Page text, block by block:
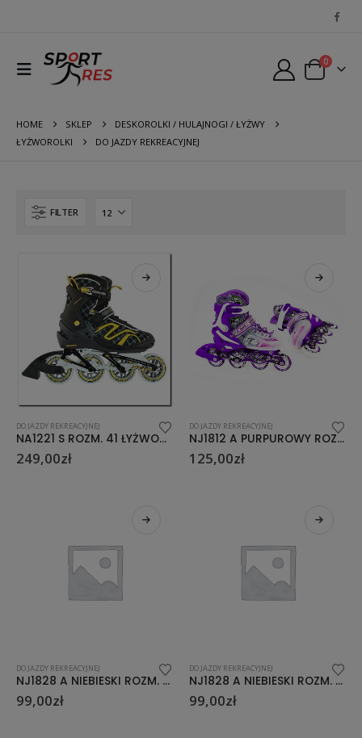
0
HOME SKLEP
DESKOROLKI / HULAJNOGI / ŁYŻWY
ŁYŻWOROLKI
DO JAZDY REKREACYJNEJ
FILTER
DO JAZDY REKREACYJNEJ
NA1221 S ROZM. 41 ŁYŻWOROLKI NILS
249,00zł
DO JAZDY REKREACYJNEJ
NJ1812 A PURPUROWY ROZM. S (29-33) ŁYŻWOROLKI NILS EXTREME
125,00zł
DO JAZDY REKREACYJNEJ
NJ1828 A NIEBIESKI ROZM. S (31-34) ŁYŻWOROLKI NILS EXTREME
99,00zł
DO JAZDY REKREACYJNEJ
NJ1828 A NIEBIESKI ROZM. M (35-38) ŁYŻWOROLKI NILS EXTREME
99,00zł